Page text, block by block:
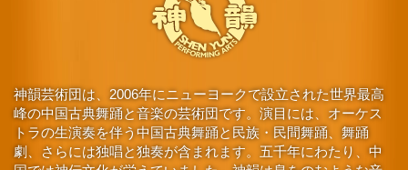
神韻芸術団は、2006年にニューヨークで設立された世界最高
峰の中国古典舞踊と音楽の芸術団です。演目には、オーケス
トラの生演奏を伴う中国古典舞踊と民族・民間舞踊、舞踊
劇、さらには独唱と独奏が含まれます。五千年にわたり、中